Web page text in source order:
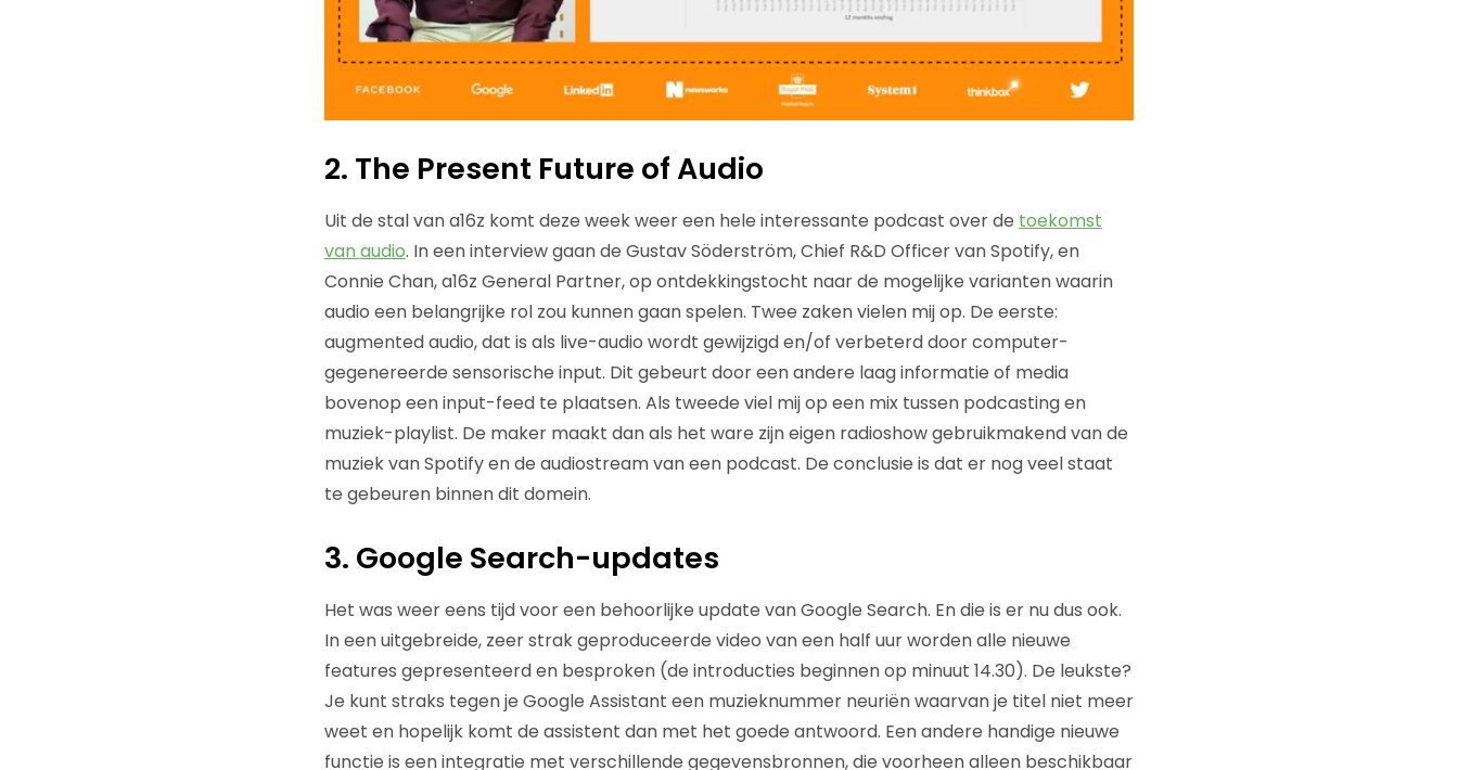
2. The Present Future of Audio
Uit de stal van a16z komt deze week weer een hele interessante podcast over de toekomst
van audio. In een interview gaan de Gustav Söderström, Chief R&D Officer van Spotify, en
Connie Chan, a16z General Partner, op ontdekkingstocht naar de mogelijke varianten waarin
audio een belangrijke rol zou kunnen gaan spelen. Twee zaken vielen mij op. De eerste:
augmented audio, dat is als live-audio wordt gewijzigd en/of verbeterd door computer-
gegenereerde sensorische input. Dit gebeurt door een andere laag informatie of media
bovenop een input-feed te plaatsen. Als tweede viel mij op een mix tussen podcasting en
muziek-playlist. De maker maakt dan als het ware zijn eigen radioshow gebruikmakend van de
muziek van Spotify en de audiostream van een podcast. De conclusie is dat er nog veel staat
te gebeuren binnen dit domein.
3. Google Search-updates
Het was weer eens tijd voor een behoorlijke update van Google Search. En die is er nu dus ook.
In een uitgebreide, zeer strak geproduceerde video van een half uur worden alle nieuwe
features gepresenteerd en besproken (de introducties beginnen op minuut 14.30). De leukste?
Je kunt straks tegen je Google Assistant een muzieknummer neuriën waarvan je titel niet meer
weet en hopelijk komt de assistent dan met het goede antwoord. Een andere handige nieuwe
functie is een integratie met verschillende gegevensbronnen, die voorheen alleen beschikbaar